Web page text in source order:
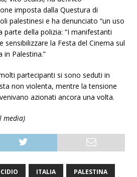
imposta dalla Questura di
palestinesi e ha denunciato “un uso
parte della polizia: “I manifestanti
sensibilizzare la Festa del Cinema sul
in Palestina.”
partecipanti si sono seduti in
non violenta, mentre la tensione
azionati ancora una volta.
media)
ITALIA PALESTINA